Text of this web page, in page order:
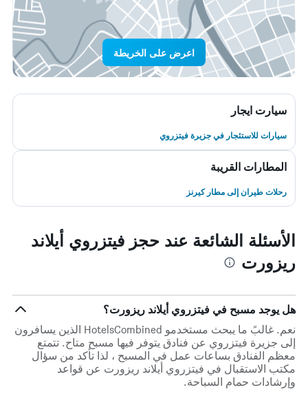
اعرض على الخريطة
سيارت ايجار
سيارات للاستئجار في جزيرة فيتزروي
المطارات القريبة
رحلات طيران إلى مطار كيرنز
الأسئلة الشائعة عند حجز فيتزروي أيلاند
ريزورت
هل يوجد مسبح في فيتزروي أيلاند ريزورت؟
نعم. غالبً ما يبحث مستخدمو HotelsCombined الذين يسافرون
إلى جزيرة فيتزروي عن فنادق يتوفر فيها مسبح متاح. تتمتع
معظم الفنادق بساعات عمل في المسبح ، لذا تأكد من سؤال
مكتب الاستقبال في فيتزروي أيلاند ريزورت عن قواعد
وإرشادات حمام السباحة.